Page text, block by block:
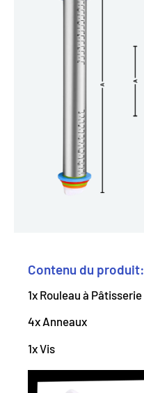
Contenu du produit:
1x Rouleau à Pâtisserie
4x Anneaux
1x Vis